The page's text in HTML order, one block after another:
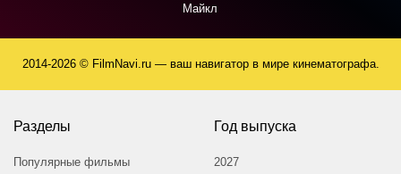
Майкл
2014-2026 © FilmNavi.ru — ваш навигатор в мире кинематографа.
Разделы
Популярные фильмы
Год выпуска
2027